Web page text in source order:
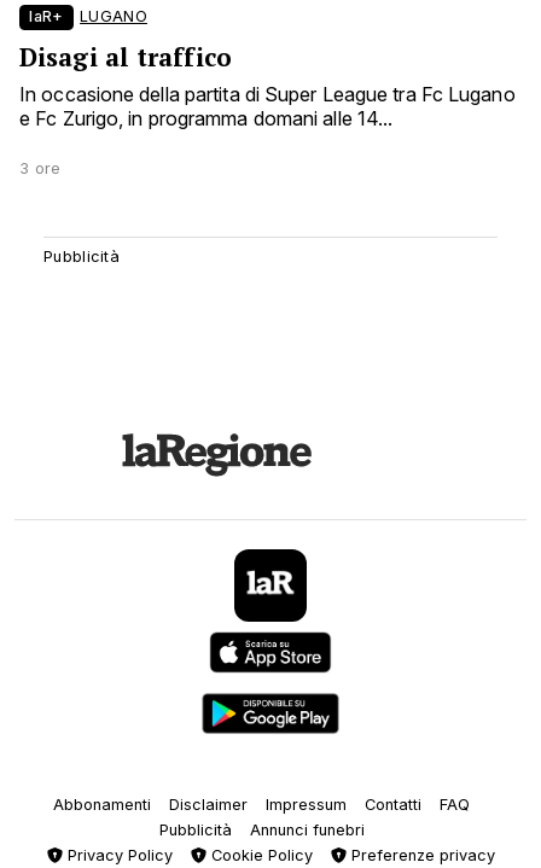
laR+ LUGANO
Disagi al traffico
In occasione della partita di Super League tra Fc Lugano
e Fc Zurigo, in programma domani alle 14...
3 ore
Abbonamenti Disclaimer Impressum Contatti
FAQ
Pubblicità
Annunci funebri
Privacy Policy
Cookie Policy Preferenze privacy